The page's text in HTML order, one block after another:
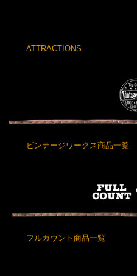
ATTRACTIONS
ビンテージワークス商品一覧
フルカウント商品一覧